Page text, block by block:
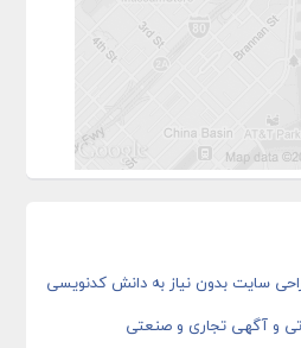
سایت بدون نیاز به دانش کدنویسی
و آگهی تجاری و صنعتی